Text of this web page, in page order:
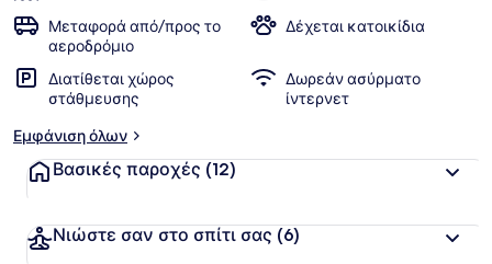
Μεταφορά από/προς το
αεροδρόμιο
Δέχεται κατοικίδια
Διατίθεται χώρος
στάθμευσης
Δωρεάν ασύρματο
ίντερνετ
Εμφάνιση όλων
Βασικές παροχές (12)
Νιώστε σαν στο σπίτι σας (6)